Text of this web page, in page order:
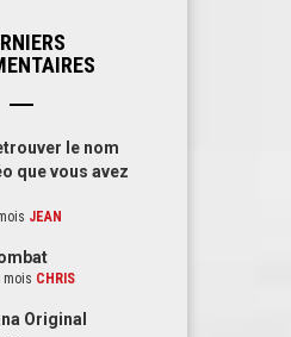
le nom
que vous avez
JEAN
mois CHRIS
Original